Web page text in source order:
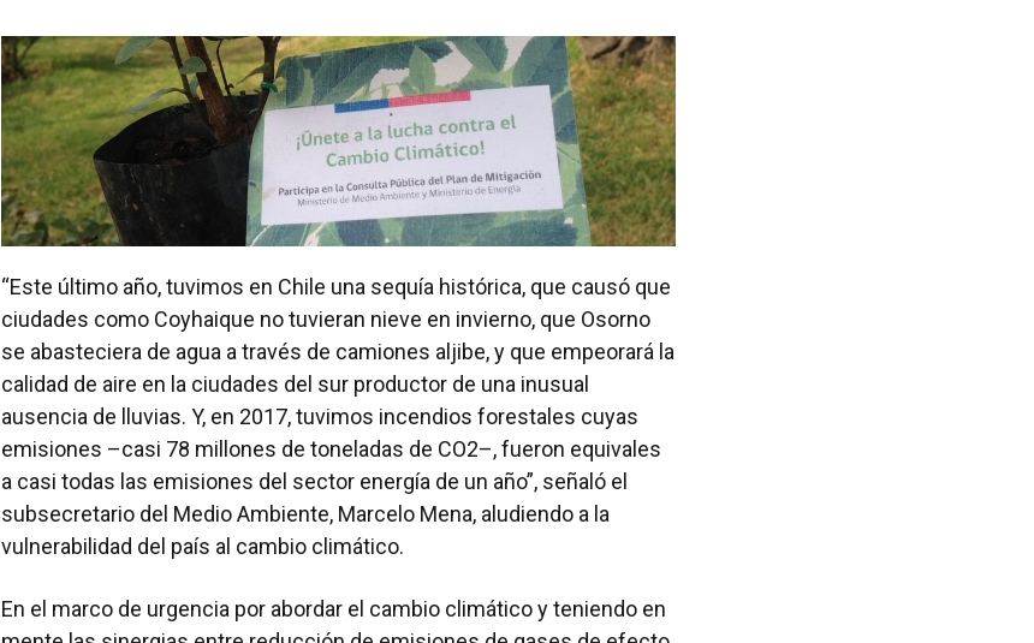
“Este último año, tuvimos en Chile una sequía histórica, que causó que
ciudades como Coyhaique no tuvieran nieve en invierno, que Osorno
se abasteciera de agua a través de camiones aljibe, y que empeorará la
calidad de aire en la ciudades del sur productor de una inusual
ausencia de lluvias. Y, en 2017, tuvimos incendios forestales cuyas
emisiones –casi 78 millones de toneladas de CO2–, fueron equivales
a casi todas las emisiones del sector energía de un año”, señaló el
subsecretario del Medio Ambiente, Marcelo Mena, aludiendo a la
vulnerabilidad del país al cambio climático.
En el marco de urgencia por abordar el cambio climático y teniendo en